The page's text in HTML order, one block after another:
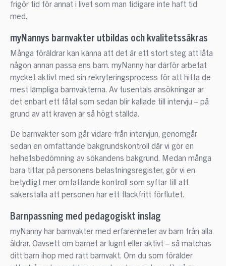
frigör tid för annat i livet som man tidigare inte haft tid
med.
myNannys barnvakter utbildas och kvalitetssäkras
Många föräldrar kan känna att det är ett stort steg att låta
någon annan passa ens barn. myNanny har därför arbetat
mycket aktivt med sin rekryteringsprocess för att hitta de
mest lämpliga barnvakterna. Av tusentals ansökningar är
det enbart ett fåtal som sedan blir kallade till intervju – på
grund av att kraven är så högt ställda.
De barnvakter som går vidare från intervjun, genomgår
sedan en omfattande bakgrundskontroll där vi gör en
helhetsbedömning av sökandens bakgrund. Medan många
bara tittar på personens belastningsregister, gör vi en
betydligt mer omfattande kontroll som syftar till att
säkerställa att personen har ett fläckfritt förflutet.
Barnpassning med pedagogiskt inslag
myNanny har barnvakter med erfarenheter av barn från alla
åldrar. Oavsett om barnet är lugnt eller aktivt – så matchas
ditt barn ihop med rätt barnvakt. Om du som förälder